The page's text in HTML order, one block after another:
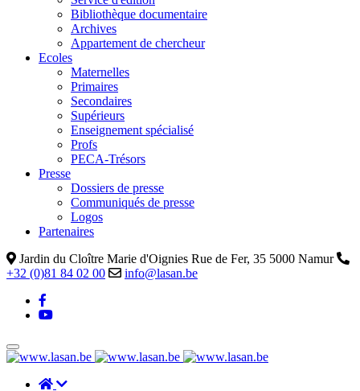
Bibliothèque documentaire
Archives
Appartement de chercheur
Ecoles
Maternelles
Primaires
Secondaires
Supérieurs
Enseignement spécialisé
Profs
PECA-Trésors
Presse
Dossiers de presse
Communiqués de presse
Logos
Partenaires
Jardin du Cloître Marie d'Oignies Rue de Fer, 35 5000 Namur
+32 (0)81 84 02 00
info@lasan.be